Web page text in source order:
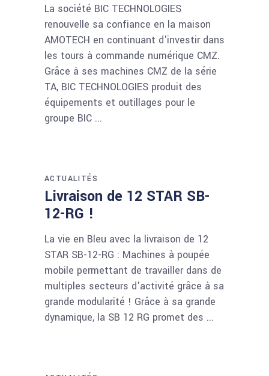
La société BIC TECHNOLOGIES
renouvelle sa confiance en la maison
AMOTECH en continuant d'investir dans
les tours à commande numérique CMZ.
Grâce à ses machines CMZ de la série
TA, BIC TECHNOLOGIES produit des
équipements et outillages pour le
groupe BIC
ACTUALITÉS
Livraison de 12 STAR SB-
12-RG !
La vie en Bleu avec la livraison de 12
STAR SB-12-RG : Machines à poupée
mobile permettant de travailler dans de
multiples secteurs d'activité grâce à sa
grande modularité ! Grâce à sa grande
dynamique, la SB 12 RG promet des